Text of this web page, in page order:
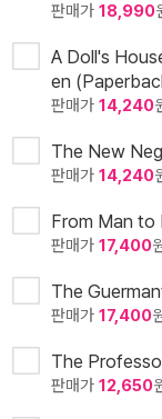
판매가 18,990
A Doll's
en
판매가 14,240
The New
판매가 14,240
From Man to
판매가 17,400
The
판매가 17,400
The
판매가 12,650